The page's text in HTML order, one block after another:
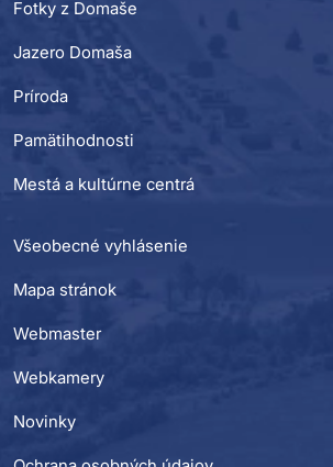
Fotky z Domaše
Jazero Domaša
Príroda
Pamätihodnosti
Mestá a kultúrne centrá
Všeobecné vyhlásenie
Mapa stránok
Webmaster
Webkamery
Novinky